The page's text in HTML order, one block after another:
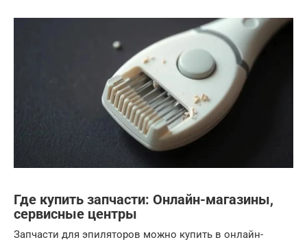
Где купить запчасти: Онлайн-магазины,
сервисные центры
Запчасти для эпиляторов можно купить в онлайн-